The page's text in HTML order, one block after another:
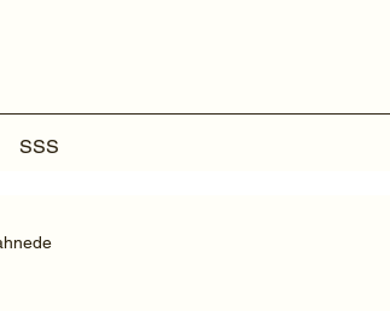
SSS